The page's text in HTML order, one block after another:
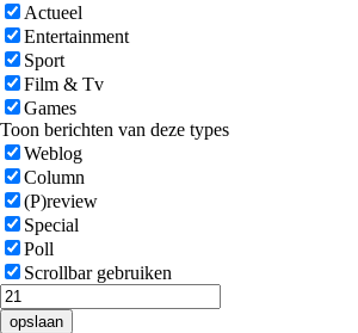
Actueel
Entertainment
Sport
Film & Tv
Games
Toon berichten van deze types
Weblog
Column
(P)review
Special
Poll
Scrollbar gebruiken
opslaan